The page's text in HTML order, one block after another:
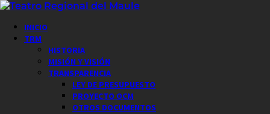
Saltar
contenido
Menú
principal
INICIO
TRM
HISTORIA
MISIÓN Y VISIÓN
TRANSPARENCIA
LEY DE PRESUPUESTO
PROYECTO OCM
OTROS DOCUMENTOS